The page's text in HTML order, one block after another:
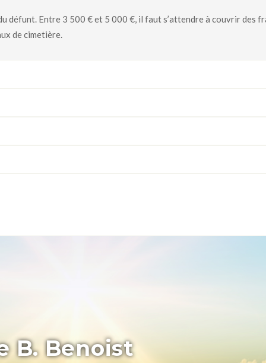
défunt. Entre 3 500 € et 5 000 €, il faut s’attendre à couvrir des
de cimetière.
B. Benoist